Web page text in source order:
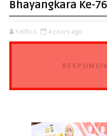
Bhayangkara Ke-
Yadhi.s 4 years ago